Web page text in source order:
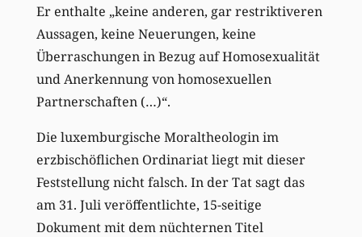
Er enthalte „keine anderen, gar restriktiveren
Aussagen, keine Neuerungen, keine
Überraschungen in Bezug auf Homosexualität
und Anerkennung von homosexuellen
Partnerschaften (…)“.
Die luxemburgische Moraltheologin im
erzbischöflichen Ordinariat liegt mit dieser
Feststellung nicht falsch. In der Tat sagt das
am 31. Juli veröffentlichte, 15-seitige
Dokument mit dem nüchternen Titel